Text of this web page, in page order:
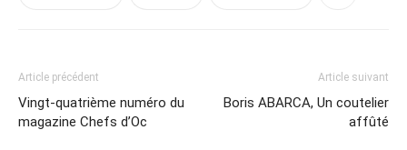
Article précédent
Vingt-quatrième numéro du
magazine Chefs d’Oc
Article suivant
Boris ABARCA, Un coutelier
affûté